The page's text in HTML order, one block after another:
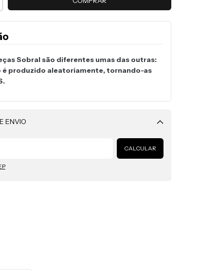
Sobral são diferentes umas das outras:
é produzido aleatoriamente, tornando-as
ENVIO
Alterar CEP
CALCULAR